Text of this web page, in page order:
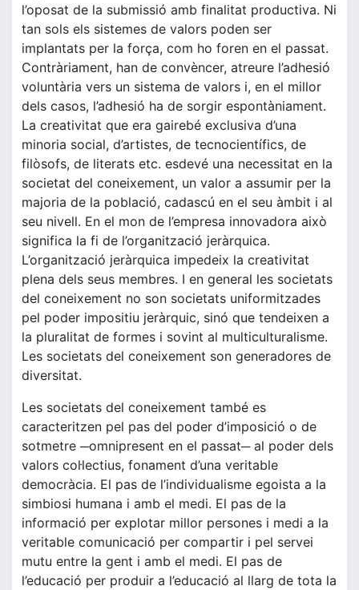
l’oposat de la submissió amb finalitat productiva. Ni
tan sols els sistemes de valors poden ser
implantats per la força, com ho foren en el passat.
Contràriament, han de convèncer, atreure l’adhesió
voluntària vers un sistema de valors i, en el millor
dels casos, l’adhesió ha de sorgir espontàniament.
La creativitat que era gairebé exclusiva d’una
minoria social, d’artistes, de tecnocientífics, de
filòsofs, de literats etc. esdevé una necessitat en la
societat del coneixement, un valor a assumir per la
majoria de la població, cadascú en el seu àmbit i al
seu nivell. En el mon de l’empresa innovadora això
significa la fi de l’organització jeràrquica.
L’organització jeràrquica impedeix la creativitat
plena dels seus membres. I en general les societats
del coneixement no son societats uniformitzades
pel poder impositiu jeràrquic, sinó que tendeixen a
la pluralitat de formes i sovint al multiculturalisme.
Les societats del coneixement son generadores de
diversitat.
Les societats del coneixement també es
caracteritzen pel pas del poder d’imposició o de
sotmetre ─omnipresent en el passat─ al poder dels
valors col·lectius, fonament d’una veritable
democràcia. El pas de l’individualisme egoista a la
simbiosi humana i amb el medi. El pas de la
informació per explotar millor persones i medi a la
veritable comunicació per compartir i pel servei
mutu entre la gent i amb el medi. El pas de
l’educació per produir a l’educació al llarg de tota la